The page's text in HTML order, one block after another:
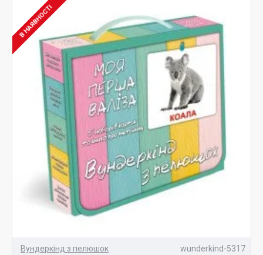
В НАЯВНОСТІ
Вундеркінд з пелюшок wunderkind-5317